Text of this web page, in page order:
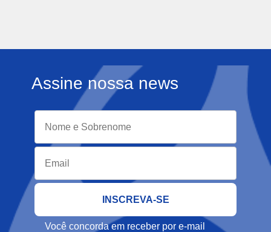
Assine nossa news
Você concorda em receber por e-mail